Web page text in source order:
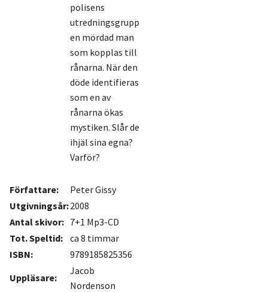
polisens
utredningsgrupp
en mördad man
som kopplas till
rånarna. När den
döde identifieras
som en av
rånarna ökas
mystiken. Slår de
ihjäl sina egna?
Varför?
Författare:
Peter Gissy
Utgivningsår:2008
Antal skivor: 7+1 Mp3-CD
Tot. Speltid: ca 8 timmar
ISBN:
9789185825356
Uppläsare:
Jacob
Nordenson